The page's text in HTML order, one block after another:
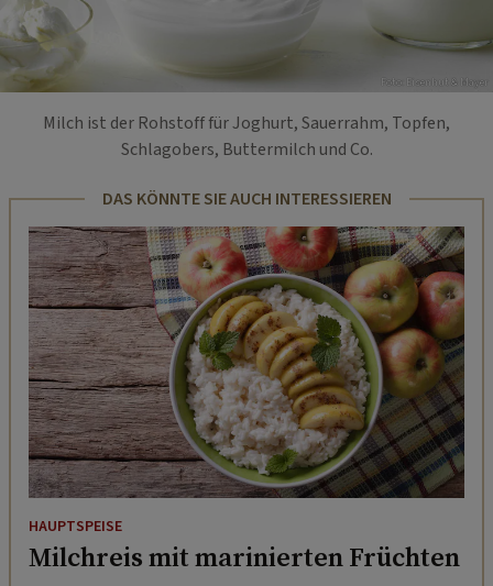
Foto: Eisenhut & Mayer
Milch ist der Rohstoff für Joghurt, Sauerrahm, Topfen,
Schlagobers, Buttermilch und Co.
DAS KÖNNTE SIE AUCH INTERESSIEREN
HAUPTSPEISE
Milchreis mit marinierten Früchten